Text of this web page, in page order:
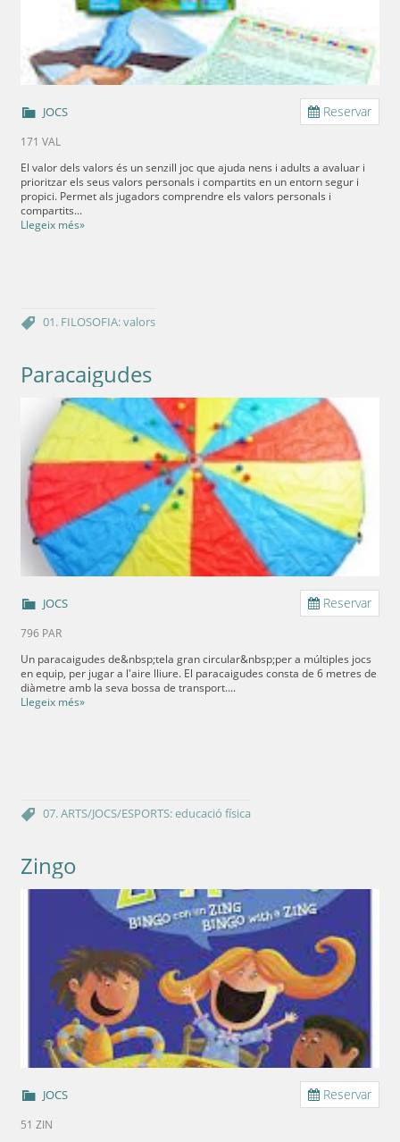
Reservar
JOCS
171 VAL
El valor dels valors és un senzill joc que ajuda nens i adults a avaluar i
prioritzar els seus valors personals i compartits en un entorn segur i
propici. Permet als jugadors comprendre els valors personals i
compartits...
Llegeix més»
01. FILOSOFIA: valors
Paracaigudes
Reservar
JOCS
796 PAR
Un paracaigudes de&nbsp;tela gran circular&nbsp;per a múltiples jocs
en equip, per jugar a l'aire lliure. El paracaigudes consta de 6 metres de
diàmetre amb la seva bossa de transport....
Llegeix més»
07. ARTS/JOCS/ESPORTS: educació física
Zingo
Reservar
JOCS
51 ZIN